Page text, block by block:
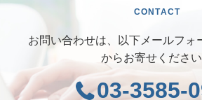
CONTACT
お問い合わせは、以下メールフォ
からお寄せください
03-3585-